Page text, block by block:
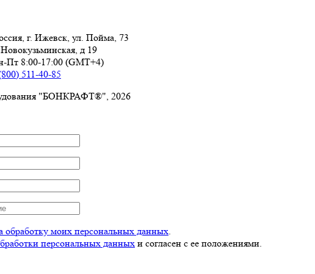
г. Ижевск, ул. Пойма, 73
д 19
Пт 8:00-17:00 (GMT+4)
511-40-85
"БОНКРАФТ®", 2026
обработку моих персональных данных
персональных данных и согласен с ее положениями.